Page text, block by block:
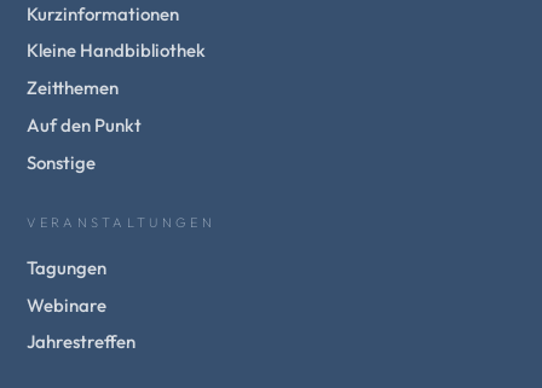
Kurzinformationen
Kleine Handbibliothek
Zeitthemen
Auf den Punkt
Sonstige
VERANSTALTUNGEN
Tagungen
Webinare
Jahrestreffen